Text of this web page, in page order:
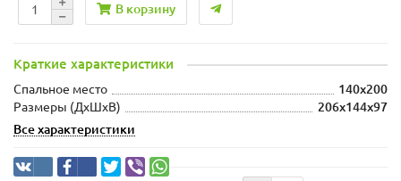
В корзину
Краткие характеристики
Спальное место
140x200
Размеры (ДхШxВ)
206x144x97
Все характеристики